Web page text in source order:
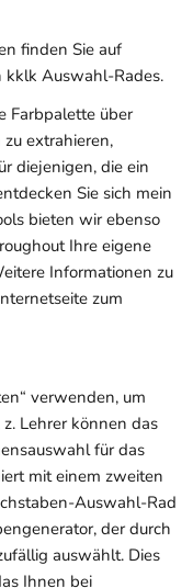
finden Sie auf
kklk Auswahl-Rades.
Farbpalette über
extrahieren,
diejenigen, die ein
Sie sich mein
bieten wir ebenso
Ihre eigene
Informationen zu
zum
verwenden, um
Lehrer können das
für das
mit einem zweiten
Auswahl-Rad
der durch
auswählt. Dies
Ihnen bei